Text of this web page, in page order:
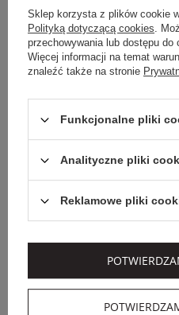
PAUL&SHARK
POLO MĘSKIE
PAUL&SHARK
1 499,00 PLN
1 049,30 PLN -30%
Sklep korzysta z plików cookie
Polityką dotyczącą cookies.
przechowywania lub dostępu do
Więcej informacji na temat
znaleźć także na stronie
Funkcjonalne pliki
Analityczne pliki
Reklamowe pliki